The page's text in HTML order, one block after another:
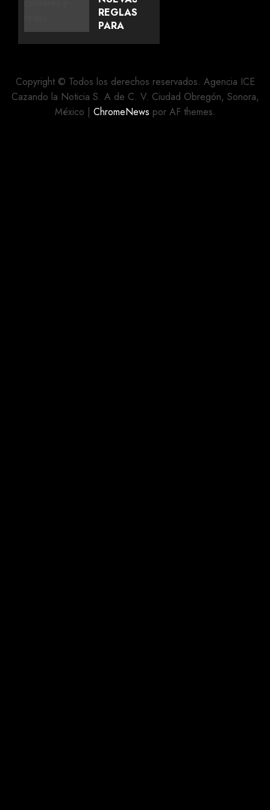
EN
PUEBLA
REGLAS
PARA
EL USO
DE
CELULARES
Y
Copyright © Todos los derechos reservados. Agencia ICE
Cazando la Noticia S. A de C. V. Ciudad Obregón, Sonora,
México | ChromeNews por AF themes.